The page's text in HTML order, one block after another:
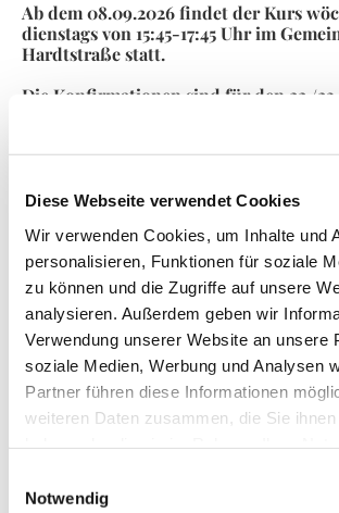
Diese Webseite verwendet Cookies
Wir verwenden Cookies, um Inhalte und
personalisieren, Funktionen für soziale
zu können und die Zugriffe auf unsere
analysieren. Außerdem geben wir
Verwendung unserer Website an unsere
soziale Medien, Werbung und Analysen
Partner führen diese Informationen
weiteren Daten zusammen, die Sie
Notwendig
Ab dem 08.09.2026 findet der Kurs
dienstags von 15:45-17:45 Uhr im
Hardtstraße statt.
Die Konfirmationen sind für den 22./
Der Tauf- und
Tel. 02191/ 66 33 59und Jugendleiterin
Tel. 02191/ 6 39 10und einem Team
Sie können sich auch an das
Tel.-Nr. 02191/ 933 14 15 wenden.
Das Wort Konfirmation kommt aus
und meint soviel wie "Bestärkung,